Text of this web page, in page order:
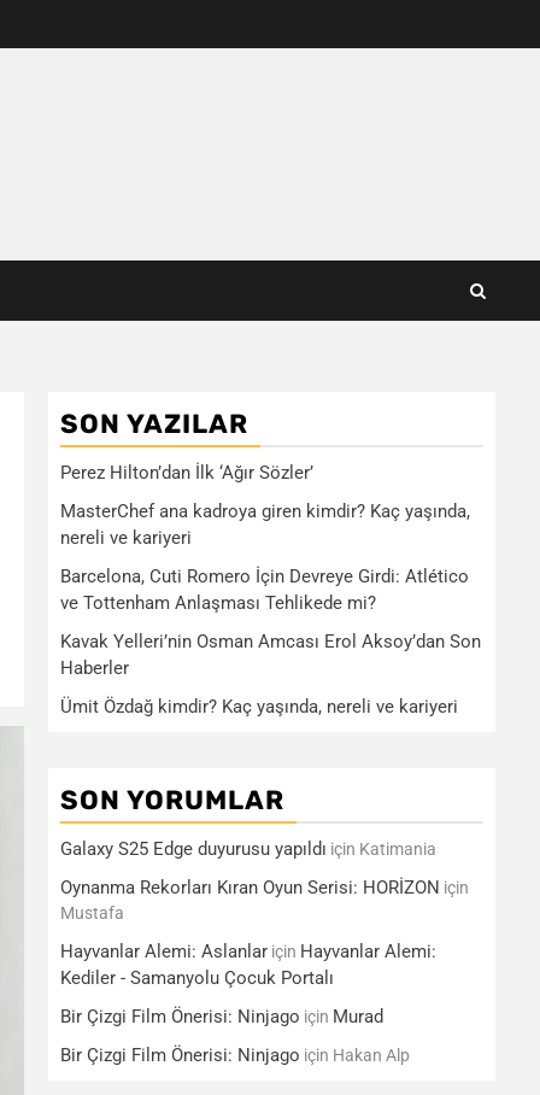
SON YAZILAR
Perez Hilton’dan İlk ‘Ağır Sözler’
MasterChef ana kadroya giren kimdir? Kaç yaşında,
nereli ve kariyeri
Barcelona, Cuti Romero İçin Devreye Girdi: Atlético
ve Tottenham Anlaşması Tehlikede mi?
Kavak Yelleri’nin Osman Amcası Erol Aksoy’dan Son
Haberler
Ümit Özdağ kimdir? Kaç yaşında, nereli ve kariyeri
SON YORUMLAR
Galaxy S25 Edge duyurusu yapıldı için Katimania
Oynanma Rekorları Kıran Oyun Serisi: HORİZON için
Mustafa
Hayvanlar Alemi: Aslanlar için Hayvanlar Alemi:
Kediler - Samanyolu Çocuk Portalı
Bir Çizgi Film Önerisi: Ninjago için Murad
Bir Çizgi Film Önerisi: Ninjago için Hakan Alp